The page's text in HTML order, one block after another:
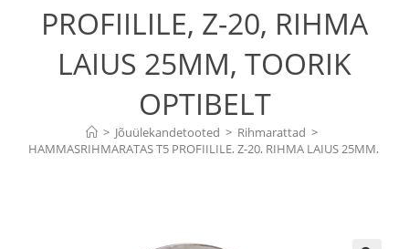
PROFIILILE, Z-20, RIHMA
LAIUS 25MM, TOORIK
OPTIBELT
> Jõuülekandetooted > Rihmarattad >
HAMMASRIHMARATAS T5 PROFIILILE, Z-20, RIHMA LAIUS 25MM,